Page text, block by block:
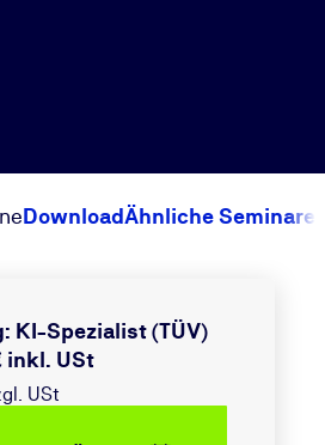
DownloadÄhnliche Seminare
KI-Spezialist (TÜV)
inkl. USt
USt